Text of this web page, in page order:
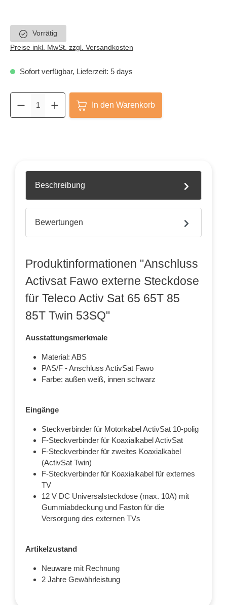
Vorrätig
Preise inkl. MwSt. zzgl. Versandkosten
Sofort verfügbar, Lieferzeit: 5 days
In den Warenkorb
Beschreibung
Bewertungen
Produktinformationen "Anschluss
Activsat Fawo externe Steckdose
für Teleco Activ Sat 65 65T 85
85T Twin 53SQ"
Ausstattungsmerkmale
Material: ABS
PAS/F - Anschluss ActivSat Fawo
Farbe: außen weiß, innen schwarz
Eingänge
Steckverbinder für Motorkabel ActivSat 10-polig
F-Steckverbinder für Koaxialkabel ActivSat
F-Steckverbinder für zweites Koaxialkabel
(ActivSat Twin)
F-Steckverbinder für Koaxialkabel für externes
TV
12 V DC Universalsteckdose (max. 10A) mit
Gummiabdeckung und Faston für die
Versorgung des externen TVs
Artikelzustand
Neuware mit Rechnung
2 Jahre Gewährleistung